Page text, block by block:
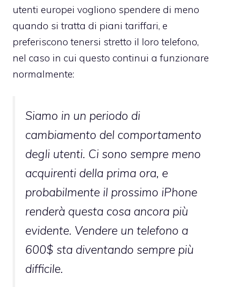
utenti europei vogliono spendere di meno
quando si tratta di piani tariffari, e
preferiscono tenersi stretto il loro telefono,
nel caso in cui questo continui a funzionare
normalmente:
Siamo in un periodo di
cambiamento del comportamento
degli utenti. Ci sono sempre meno
acquirenti della prima ora, e
probabilmente il prossimo iPhone
renderà questa cosa ancora più
evidente. Vendere un telefono a
600$ sta diventando sempre più
difficile.